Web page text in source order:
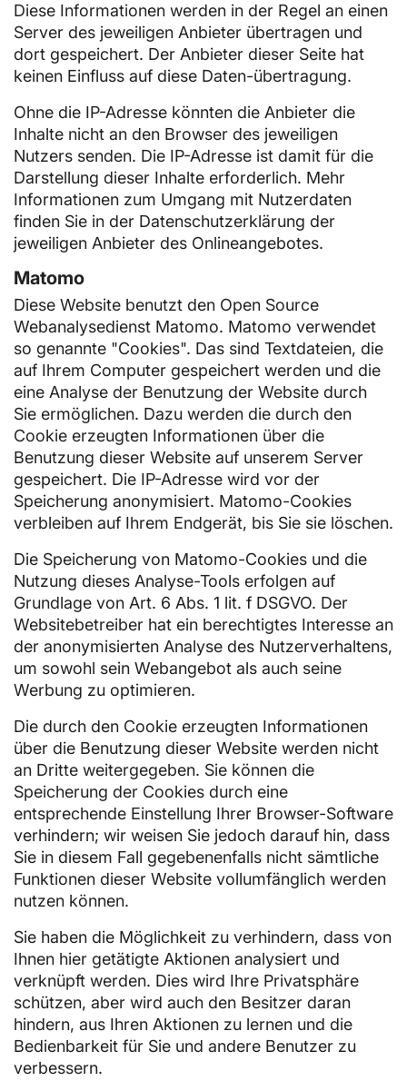
Diese Informationen werden in der Regel an einen
Server des jeweiligen Anbieter übertragen und
dort gespeichert. Der Anbieter dieser Seite hat
keinen Einfluss auf diese Daten-übertragung.
Ohne die IP-Adresse könnten die Anbieter die
Inhalte nicht an den Browser des jeweiligen
Nutzers senden. Die IP-Adresse ist damit für die
Darstellung dieser Inhalte erforderlich. Mehr
Informationen zum Umgang mit Nutzerdaten
finden Sie in der Datenschutzerklärung der
jeweiligen Anbieter des Onlineangebotes.
Matomo
Diese Website benutzt den Open Source
Webanalysedienst Matomo. Matomo verwendet
so genannte "Cookies". Das sind Textdateien, die
auf Ihrem Computer gespeichert werden und die
eine Analyse der Benutzung der Website durch
Sie ermöglichen. Dazu werden die durch den
Cookie erzeugten Informationen über die
Benutzung dieser Website auf unserem Server
gespeichert. Die IP-Adresse wird vor der
Speicherung anonymisiert. Matomo-Cookies
verbleiben auf Ihrem Endgerät, bis Sie sie löschen.
Die Speicherung von Matomo-Cookies und die
Nutzung dieses Analyse-Tools erfolgen auf
Grundlage von Art. 6 Abs. 1 lit. f DSGVO. Der
Websitebetreiber hat ein berechtigtes Interesse an
der anonymisierten Analyse des Nutzerverhaltens,
um sowohl sein Webangebot als auch seine
Werbung zu optimieren.
Die durch den Cookie erzeugten Informationen
über die Benutzung dieser Website werden nicht
an Dritte weitergegeben. Sie können die
Speicherung der Cookies durch eine
entsprechende Einstellung Ihrer Browser-Software
verhindern; wir weisen Sie jedoch darauf hin, dass
Sie in diesem Fall gegebenenfalls nicht sämtliche
Funktionen dieser Website vollumfänglich werden
nutzen können.
Sie haben die Möglichkeit zu verhindern, dass von
Ihnen hier getätigte Aktionen analysiert und
verknüpft werden. Dies wird Ihre Privatsphäre
schützen, aber wird auch den Besitzer daran
hindern, aus Ihren Aktionen zu lernen und die
Bedienbarkeit für Sie und andere Benutzer zu
verbessern.